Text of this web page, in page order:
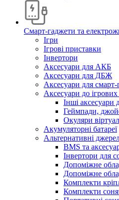
Смарт-гаджети та
Ігри
Ігрові приставки
Інвертори
Аксесуари для АКБ
Аксесуари для ДБЖ
Аксесуари для смарт-
Аксесуари до
Інші аксесуари
Геймпади,
Окуляри
Акумуляторні батареї
Альтернативні
BMS та
Інвертори для
Допоміжне
Допоміжне
Комплекти
Комплекти